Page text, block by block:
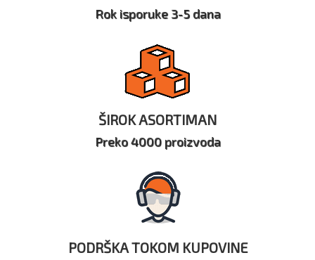
Rok isporuke 3-5 dana
ŠIROK ASORTIMAN
Preko 4000 proizvoda
PODRŠKA TOKOM KUPOVINE